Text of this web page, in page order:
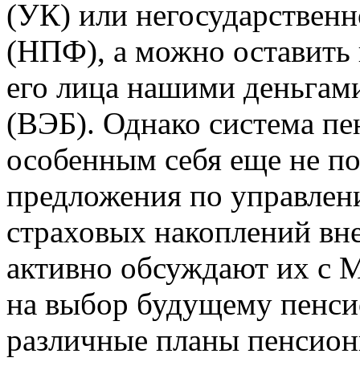
(УК) или
(НПФ), а можно оставить
его лица нашими
(ВЭБ). Однако система
особенным себя еще не
предложения по
страховых накоплений
активно обсуждают их с
на выбор будущему
различные планы